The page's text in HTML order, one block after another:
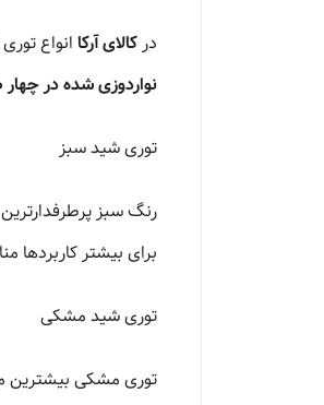
درکالای آرکا انواع
نواردوزی شده در
توری شید سبز
رنگ سبز
برای بیشتر
توری شید مشکی
توری مشکی بیشترین